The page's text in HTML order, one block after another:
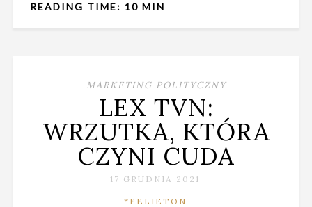
READING TIME: 10 MIN
MARKETING POLITYCZNY
LEX TVN:
WRZUTKA, KTÓRA
CZYNI CUDA
17 GRUDNIA 2021
*FELIETON